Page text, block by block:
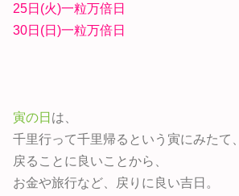
25日(火)一粒万倍日
30日(日)一粒万倍日
寅の日 は、
千里行って千里帰るという寅にみたて、
戻ることに良いことから、
お金や旅行など、戻りに良い吉日。